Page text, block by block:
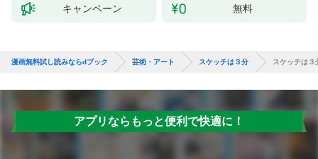
キャンペーン 無料
漫画無料試し読みならdブック 芸術・アート スケッチは３分 スケッチは３
アプリならもっと便利で快適に！